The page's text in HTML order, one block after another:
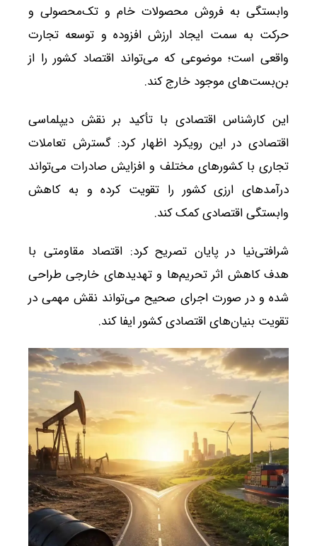
وابستگی به فروش محصولات خام و تک‌محصولی و
حرکت به سمت ایجاد ارزش افزوده و توسعه تجارت
واقعی است؛ موضوعی که می‌تواند اقتصاد کشور را از
بن‌بست‌های موجود خارج کند.
این کارشناس اقتصادی با تأکید بر نقش دیپلماسی
اقتصادی در این رویکرد اظهار کرد: گسترش تعاملات
تجاری با کشورهای مختلف و افزایش صادرات می‌تواند
درآمدهای ارزی کشور را تقویت کرده و به کاهش
وابستگی اقتصادی کمک کند.
شرافتی‌نیا در پایان تصریح کرد: اقتصاد مقاومتی با
هدف کاهش اثر تحریم‌ها و تهدیدهای خارجی طراحی
شده و در صورت اجرای صحیح می‌تواند نقش مهمی در
تقویت بنیان‌های اقتصادی کشور ایفا کند.